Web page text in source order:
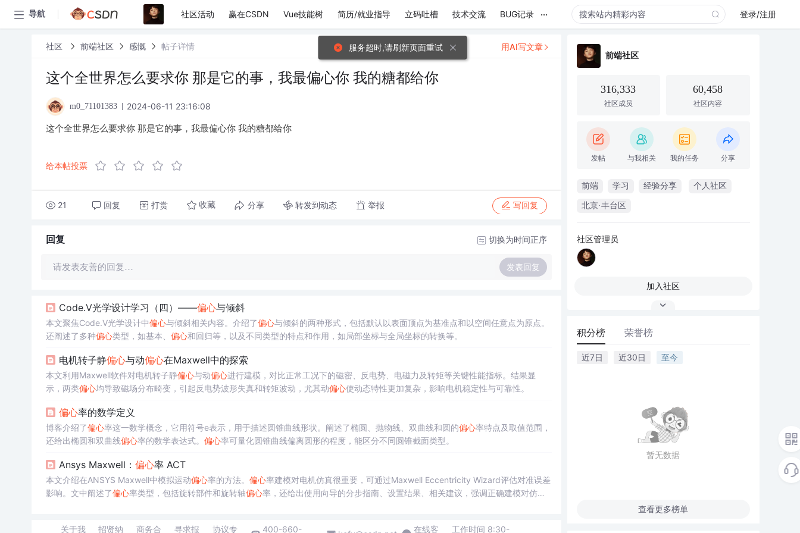
导航 社区活动 赢在CSDN Vue技能树 简历/就业指导 立码吐槽 技术交流 BUG记录 ... 登录/注册
社区 前端社区 感慨 帖子详情
这个全世界怎么要求你 那是它的事，我最偏心你 我的糖都给你
m0_71101383 2024-06-11 23:16:08
这个全世界怎么要求你 那是它的事，我最偏心你 我的糖都给你
给本帖投票
21 回复 打赏 收藏 分享 转发到动态 举报 写回复
用AI写文章
回复 切换为时间正序
请发表友善的回复… 发表回复
Code.V光学设计学习（四）——偏心与倾斜
本文聚焦Code.V光学设计中偏心与倾斜相关内容。介绍了偏心与倾斜的两种形式，包括默认以表面顶点为基准点和以空间任意点为原点。
还阐述了多种偏心类型，如基本、 偏心和回归等，以及不同类型的特点和作用，如局部坐标与全局坐标的转换等。
电机转子静偏心与动偏心在Maxwell中的探索
本文利用Maxwell软件对电机转子静偏心与动偏心进行建模，对比正常工况下的磁密、反电势、电磁力及转矩等关键性能指标。结果显
示，两类偏心均导致磁场分布畸变，引起反电势波形失真和转矩波动，尤其动偏心使动态特性更加复杂，影响电机稳定性与可靠性。
偏心率的数学定义
博客介绍了偏心率这一数学概念，它用符号e表示，用于描述圆锥曲线形状。阐述了椭圆、抛物线、双曲线和圆的偏心率特点及取值范围，
还给出椭圆和双曲线偏心率的数学表达式。 偏心率可量化圆锥曲线偏离圆形的程度，能区分不同圆锥截面类型。
Ansys Maxwell： 偏心率 ACT
本文介绍在ANSYS Maxwell中模拟运动偏心率的方法。 偏心率建模对电机仿真很重要，可通过Maxwell Eccentricity Wizard评估对准误差
影响。文中阐述了偏心率类型，包括旋转部件和旋转轴偏心率，还给出使用向导的分步指南、设置结果、相关建议，强调正确建模对仿真
关于我 招贤纳 商务合 寻求报 协议专 400-660- 在线客 工作时间 8:30-
前端社区
316,333
社区成员
60,458
社区内容
发帖 与我相关 我的任务 分享
前端 学习 经验分享 个人社区
北京·丰台区
社区管理员
加入社区
积分榜 荣誉榜
近7日 近30日 至今
暂无数据
查看更多榜单
服务超时,请刷新页面重试